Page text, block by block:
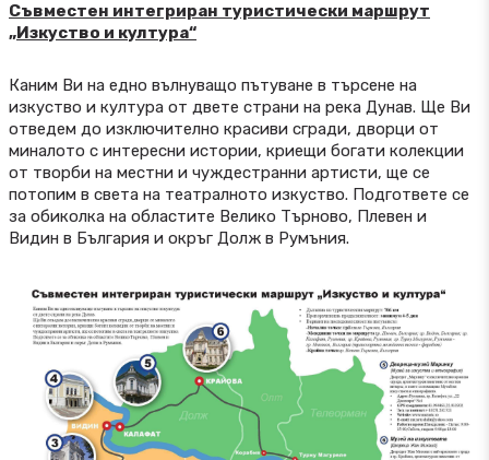
Съвместен интегриран туристически маршрут
„Изкуство и култура“
Каним Ви на едно вълнуващо пътуване в търсене на
изкуство и култура от двете страни на река Дунав. Ще Ви
отведем до изключително красиви сгради, дворци от
миналото с интересни истории, криещи богати колекции
от творби на местни и чуждестранни артисти, ще се
потопим в света на театралното изкуство. Подгответе се
за обиколка на областите Велико Търново, Плевен и
Видин в България и окръг Долж в Румъния.